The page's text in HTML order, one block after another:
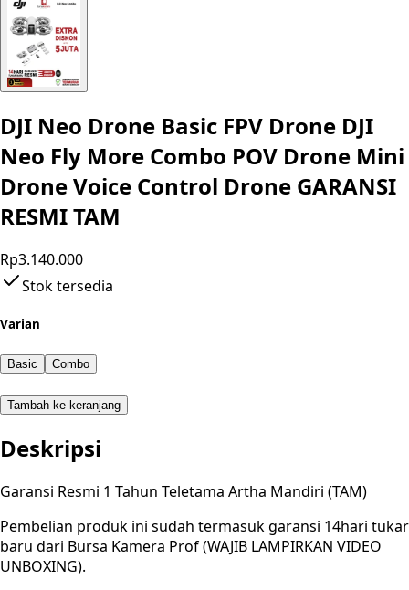
DJI Neo Drone Basic FPV Drone DJI
Neo Fly More Combo POV Drone Mini
Drone Voice Control Drone GARANSI
RESMI TAM
Rp3.140.000
Stok tersedia
Varian
Basic Combo
Tambah ke keranjang
Deskripsi
Garansi Resmi 1 Tahun Teletama Artha Mandiri (TAM)
Pembelian produk ini sudah termasuk garansi 14hari tukar
baru dari Bursa Kamera Prof (WAJIB LAMPIRKAN VIDEO
UNBOXING).